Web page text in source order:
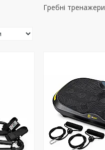
Гребні тренажери